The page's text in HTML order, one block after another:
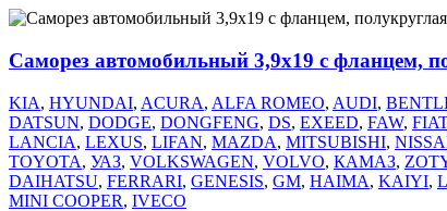
Саморез автомобильный 3,9х19 с фланцем,
KIA, HYUNDAI, ACURA, ALFA ROMEO, AUDI,
DATSUN, DODGE, DONGFENG, DS, EXEED, FAW, FIAT
LANCIA, LEXUS, LIFAN, MAZDA, MITSUBISHI,
TOYOTA, УАЗ, VOLKSWAGEN, VOLVO, КАМАЗ,
DAIHATSU, FERRARI, GENESIS, GM, HAIMA, KAIYI,
MINI COOPER, IVECO